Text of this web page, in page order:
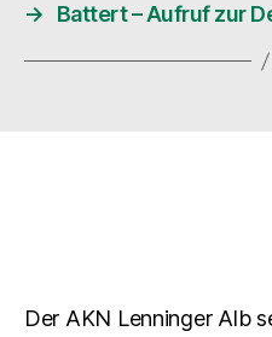
→
Battert – Aufruf zur
Der AKN Lenninger Alb